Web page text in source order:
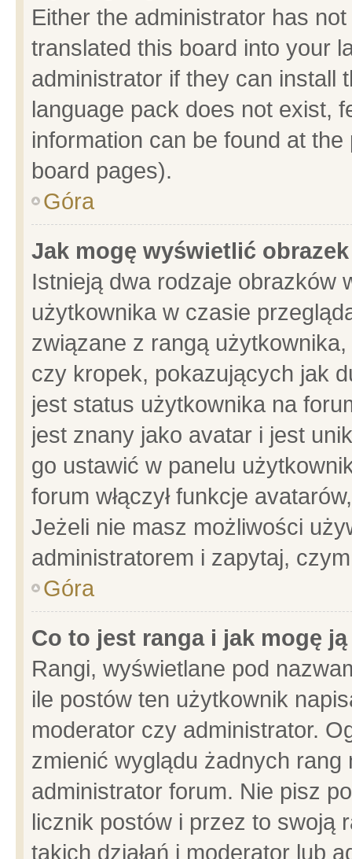
Either the administrator has
translated this board into your
administrator if they can install
language pack does not exist,
information can be found at
board pages).
Góra
Jak mogę wyświetlić
Istnieją dwa rodzaje obrazków
użytkownika w czasie
związane z rangą
czy kropek, pokazujących jak
jest status użytkownika na
jest znany jako avatar i jest
go ustawić w panelu
forum włączył funkcje
Jeżeli nie masz możliwości
administratorem i zapytaj,
Góra
Co to jest ranga i jak mogę
Rangi, wyświetlane pod
ile postów ten użytkownik
moderator czy administrator.
zmienić wyglądu żadnych
administrator forum. Nie pisz
licznik postów i przez to swoją
takich działań i moderator lub